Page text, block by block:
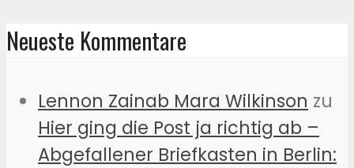
Neueste Kommentare
Lennon Zainab Mara Wilkinson zu
Hier ging die Post ja richtig ab –
Abgefallener Briefkasten in Berlin: